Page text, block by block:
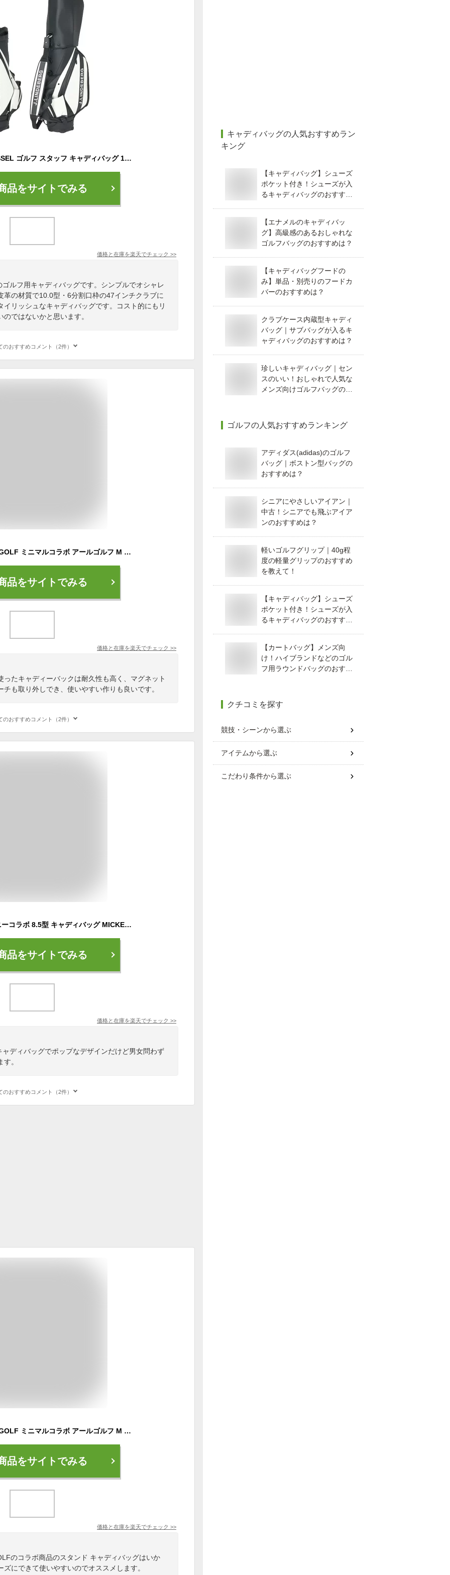
J.LINDEBERG × VESSEL ゴルフ スタッフ キャディバッグ 10型 073-13202 バッグ ジェイ リンドバーグ ヴェゼル
品をサイトでみる
価格と在庫を楽天でチェック >>
ルフ用キャディバッグです。シンプルでオシャレ
革の材質で10.0型・6分割口枠の47インチクラブに
リッシュなキャディバッグです。コスト的にもリ
ではないかと思います。
のおすすめコメント（2件）
MINIMAL GOLF×ARGOLF ミニマルコラボ アールゴルフ M GAIA CADDIE CN1 キャディバッグ
品をサイトでみる
価格と在庫を楽天でチェック >>
たキャディーバックは耐久性も高く、マグネット
も取り外しでき、使いやすい作りも良いです。
のおすすめコメント（2件）
V12 ゴルフ ×ディズニーコラボ 8.5型 キャディバッグ MICKEY STAR 8.5 本体+カバーセット V122215-CV05L 02/WHITE ヴィ・トゥエルヴ 【新品】RAAR ミッキーマウス 着せ替え式 ラップテック キャディーバック キャディバック メンズ レディース ユニセックス UNISEX
品をサイトでみる
価格と在庫を楽天でチェック >>
ディバッグでポップなデザインだけど男女問わず
。
のおすすめコメント（2件）
MINIMAL GOLF×ARGOLF ミニマルコラボ アールゴルフ M COMP スタンド キャディバッグ MGSS008
品をサイトでみる
価格と在庫を楽天でチェック >>
のコラボ商品のスタンド キャディバッグはいか
にできて使いやすいのでオススメします。
キャディバッグの人気おすすめラン
キング
【キャディバッグ】シューズ
ポケット付き！シューズが入
るキャディバッグのおすすめ
【エナメルのキャディバッ
グ】高級感のあるおしゃれな
ゴルフバッグのおすすめは？
【キャディバッグフードの
み】単品・別売りのフードカ
バーのおすすめは？
クラブケース内蔵型キャディ
バッグ｜サブバッグが入るキ
ャディバッグのおすすめは？
珍しいキャディバッグ｜セン
スのいい！おしゃれで人気な
メンズ向けゴルフバッグのお
ゴルフの人気おすすめランキング
アディダス(adidas)のゴルフ
バッグ｜ボストン型バッグの
おすすめは？
シニアにやさしいアイアン｜
中古！シニアでも飛ぶアイア
ンのおすすめは？
軽いゴルフグリップ｜40g程
度の軽量グリップのおすすめ
を教えて！
【キャディバッグ】シューズ
ポケット付き！シューズが入
るキャディバッグのおすすめ
【カートバッグ】メンズ向
け！ハイブランドなどのゴル
フ用ラウンドバッグのおすす
クチコミを探す
競技・シーンから選ぶ
アイテムから選ぶ
こだわり条件から選ぶ